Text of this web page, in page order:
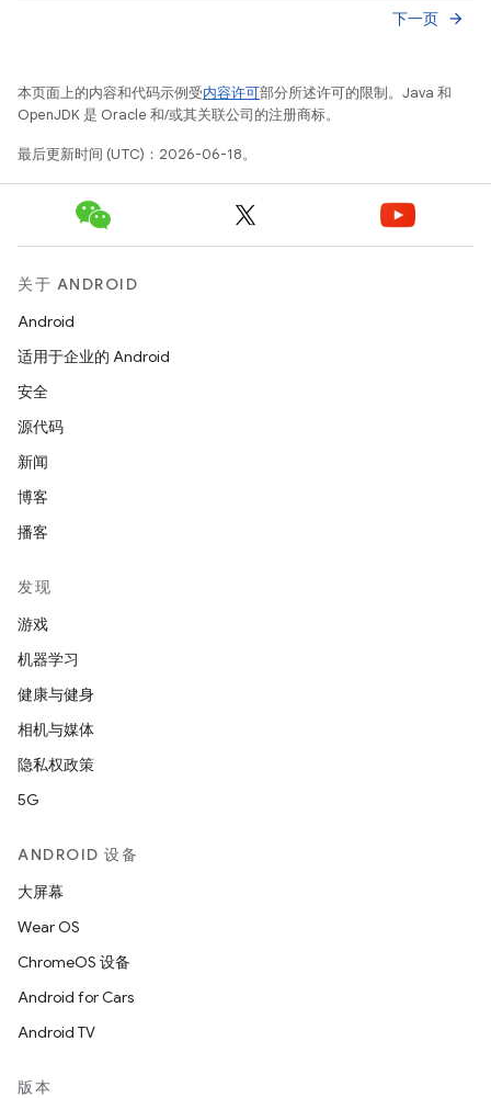
下一页 arrow_forward
本页面上的内容和代码示例受内容许可部分所述许可的限制。Java 和
OpenJDK 是 Oracle 和/或其关联公司的注册商标。
最后更新时间 (UTC)：2026-06-18。
关于 ANDROID
Android
适用于企业的 Android
安全
源代码
新闻
博客
播客
发现
游戏
机器学习
健康与健身
相机与媒体
隐私权政策
5G
ANDROID 设备
大屏幕
Wear OS
ChromeOS 设备
Android for Cars
Android TV
版本